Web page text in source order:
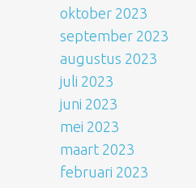
oktober 2023
september 2023
augustus 2023
juli 2023
juni 2023
mei 2023
maart 2023
februari 2023